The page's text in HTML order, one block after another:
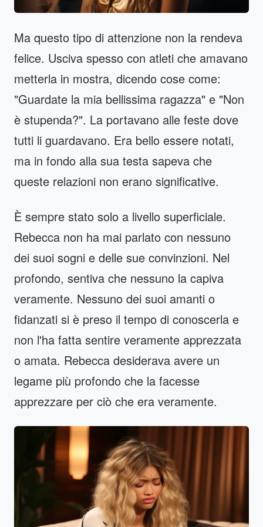
Ma questo tipo di attenzione non la rendeva
felice. Usciva spesso con atleti che amavano
metterla in mostra, dicendo cose come:
"Guardate la mia bellissima ragazza" e "Non
è stupenda?". La portavano alle feste dove
tutti li guardavano. Era bello essere notati,
ma in fondo alla sua testa sapeva che
queste relazioni non erano significative.
È sempre stato solo a livello superficiale.
Rebecca non ha mai parlato con nessuno
dei suoi sogni e delle sue convinzioni. Nel
profondo, sentiva che nessuno la capiva
veramente. Nessuno dei suoi amanti o
fidanzati si è preso il tempo di conoscerla e
non l'ha fatta sentire veramente apprezzata
o amata. Rebecca desiderava avere un
legame più profondo che la facesse
apprezzare per ciò che era veramente.